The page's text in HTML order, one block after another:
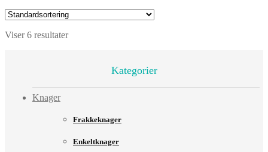
Viser 6 resultater
Kategorier
Knager
Frakkeknager
Enkeltknager